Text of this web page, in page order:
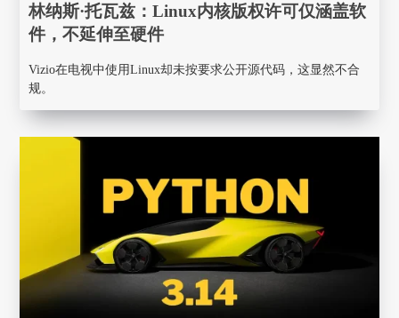
林纳斯·托瓦兹：Linux内核版权许可仅涵盖软
件，不延伸至硬件
Vizio在电视中使用Linux却未按要求公开源代码，这显然不合
规。